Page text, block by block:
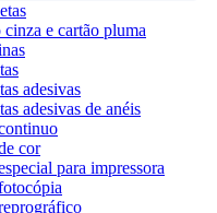
cinza e cartão pluma
adesivas
adesivas de anéis
cor
para impressora